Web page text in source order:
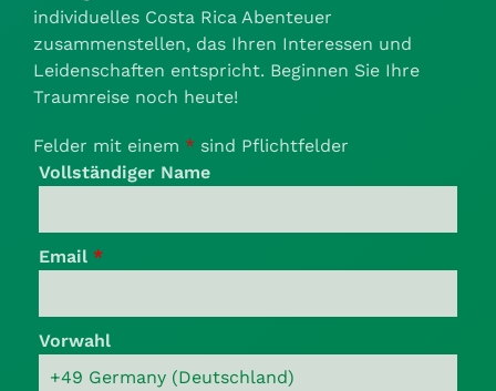
individuelles Costa Rica Abenteuer
zusammenstellen, das Ihren Interessen und
Leidenschaften entspricht. Beginnen Sie Ihre
Traumreise noch heute!
Felder mit einem * sind Pflichtfelder
Vollständiger Name
Email *
Vorwahl